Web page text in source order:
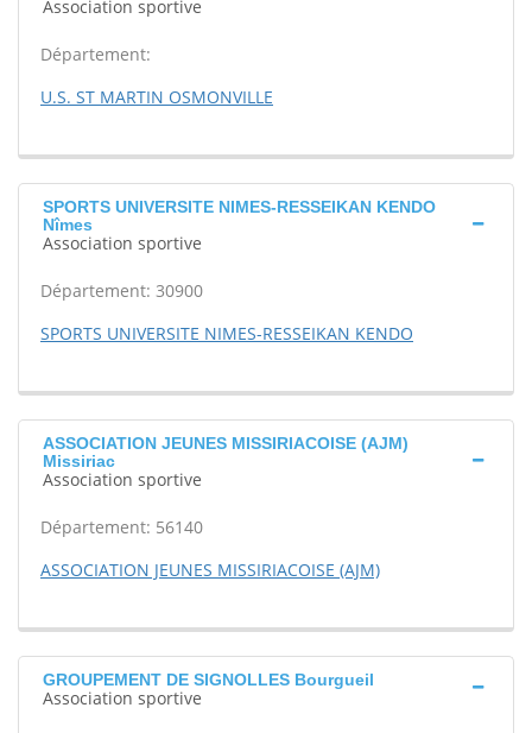
Association sportive
Département:
U.S. ST MARTIN OSMONVILLE
SPORTS UNIVERSITE NIMES-RESSEIKAN KENDO
Nîmes
Association sportive
Département: 30900
SPORTS UNIVERSITE NIMES-RESSEIKAN KENDO
ASSOCIATION JEUNES MISSIRIACOISE (AJM)
Missiriac
Association sportive
Département: 56140
ASSOCIATION JEUNES MISSIRIACOISE (AJM)
GROUPEMENT DE SIGNOLLES Bourgueil
Association sportive